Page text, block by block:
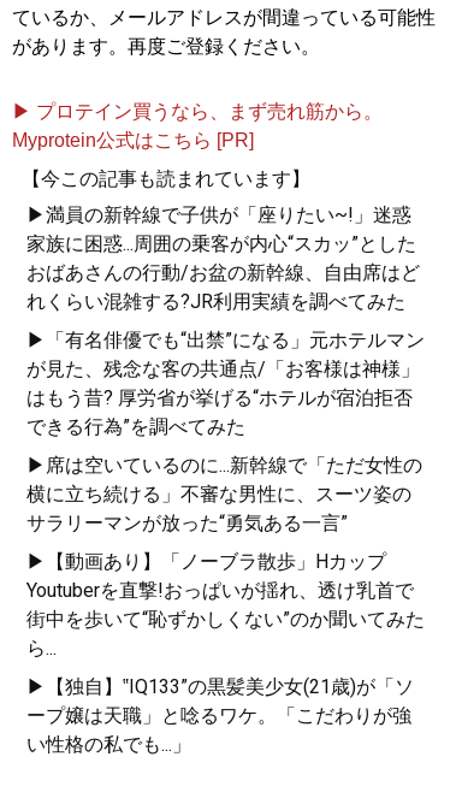
ているか、メールアドレスが間違っている可能性
があります。再度ご登録ください。
▶ プロテイン買うなら、まず売れ筋から。
Myprotein公式はこちら [PR]
【今この記事も読まれています】
▶満員の新幹線で子供が「座りたい~!」迷惑
家族に困惑...周囲の乗客が内心“スカッ”とした
おばあさんの行動/お盆の新幹線、自由席はど
れくらい混雑する?JR利用実績を調べてみた
▶「有名俳優でも“出禁”になる」元ホテルマン
が見た、残念な客の共通点/「お客様は神様」
はもう昔? 厚労省が挙げる“ホテルが宿泊拒否
できる行為”を調べてみた
▶席は空いているのに...新幹線で「ただ女性の
横に立ち続ける」不審な男性に、スーツ姿の
サラリーマンが放った“勇気ある一言”
▶【動画あり】「ノーブラ散歩」Hカップ
Youtuberを直撃!おっぱいが揺れ、透け乳首で
街中を歩いて“恥ずかしくない”のか聞いてみた
ら...
▶【独自】‟IQ133”の黒髪美少女(21歳)が「ソ
ープ嬢は天職」と唸るワケ。「こだわりが強
い性格の私でも...」